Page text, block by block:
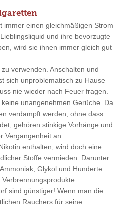
immer einen gleichmäßigen Strom
und ihre bevorzugte
wird sie ihnen immer gleich gut
verwenden. Anschalten und
sich unproblematisch zu Hause
nie wieder nach Feuer fragen.
unangenehmen Gerüche. Da
verdampft werden, ohne dass
gehören stinkige Vorhänge und
Vergangenheit an.
enthalten, wird doch eine
Stoffe vermieden. Darunter
Glykol und Hunderte
sind günstiger! Wenn man die
Rauchers für seine